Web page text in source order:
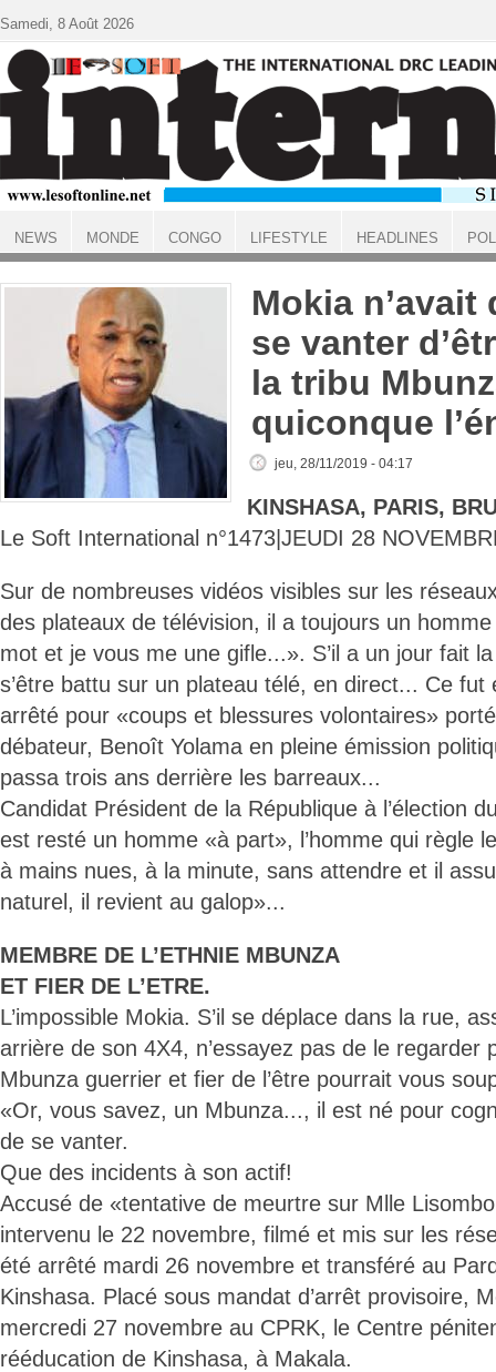
ACCUEIL
Mokia n’avait
se vanter
la tribu
quiconque
jeu, 28/11/2019 - 04:17
KINSHASA, PARIS,
Le Soft International n°1473|JEUDI 28
Sur de nombreuses vidéos visibles sur les
des plateaux de télévision, il a toujours un
mot et je vous me une gifle...». S’il a un jour fait
s’être battu sur un plateau télé, en direct... Ce fut
arrêté pour «coups et blessures volontaires»
débateur, Benoît Yolama en pleine émission
passa trois ans derrière les barreaux...
Candidat Président de la République à l’élection
est resté un homme «à part», l’homme qui règle
à mains nues, à la minute, sans attendre et il
naturel, il revient au galop»...
MEMBRE DE L’ETHNIE MBUNZA
ET FIER DE L’ETRE.
L’impossible Mokia. S’il se déplace dans la rue,
arrière de son 4X4, n’essayez pas de le regarder
Mbunza guerrier et fier de l’être pourrait vous
«Or, vous savez, un Mbunza..., il est né pour
de se vanter.
Que des incidents à son actif!
Accusé de «tentative de meurtre sur Mlle
intervenu le 22 novembre, filmé et mis sur les
été arrêté mardi 26 novembre et transféré au
Kinshasa. Placé sous mandat d’arrêt provisoire,
mercredi 27 novembre au CPRK, le Centre
rééducation de Kinshasa, à Makala.
Samedi, 8 Août 2026
NEWS MONDE CONGO LIFESTYLE HEADLINES